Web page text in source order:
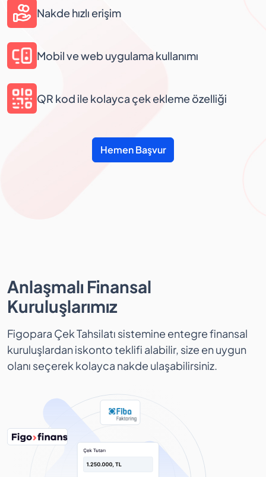
Nakde hızlı erişim
Mobil ve web uygulama kullanımı
QR kod ile kolayca çek ekleme özelliği
Hemen Başvur
Anlaşmalı Finansal
Kuruluşlarımız
Figopara Çek Tahsilatı sistemine entegre finansal
kuruluşlardan iskonto teklifi alabilir, size en uygun
olanı seçerek kolayca nakde ulaşabilirsiniz.